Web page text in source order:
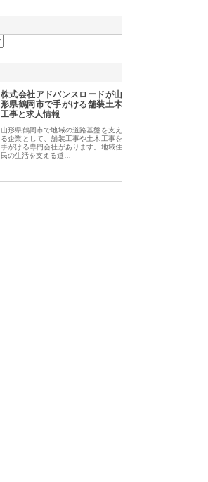
株式会社アドバンスロードが山
形県鶴岡市で手がける舗装土木
工事と求人情報
山形県鶴岡市で地域の道路基盤を支え
る企業として、舗装工事や土木工事を
手がける専門会社があります。地域住
民の生活を支える道…